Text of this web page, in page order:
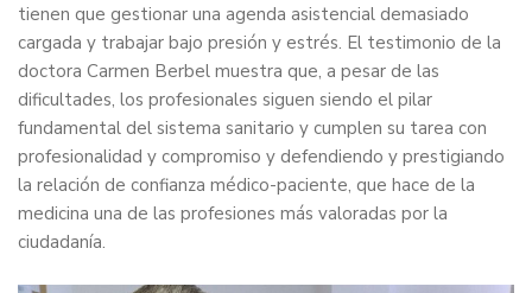
tienen que gestionar una agenda asistencial demasiado
cargada y trabajar bajo presión y estrés. El testimonio de la
doctora Carmen Berbel muestra que, a pesar de las
dificultades, los profesionales siguen siendo el pilar
fundamental del sistema sanitario y cumplen su tarea con
profesionalidad y compromiso y defendiendo y prestigiando
la relación de confianza médico-paciente, que hace de la
medicina una de las profesiones más valoradas por la
ciudadanía.